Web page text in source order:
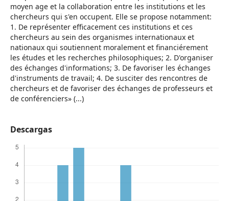
moyen age et la collaboration entre les institutions et les
chercheurs qui s'en occupent. Elle se propose notamment:
1. De représenter efficacement ces institutions et ces
chercheurs au sein des organismes internationaux et
nationaux qui soutiennent moralement et financiérement
les études et les recherches philosophiques; 2. D'organiser
des échanges d'informations; 3. De favoriser les échanges
d'instruments de travail; 4. De susciter des rencontres de
chercheurs et de favoriser des échanges de professeurs et
de conférenciers» (...)
Descargas